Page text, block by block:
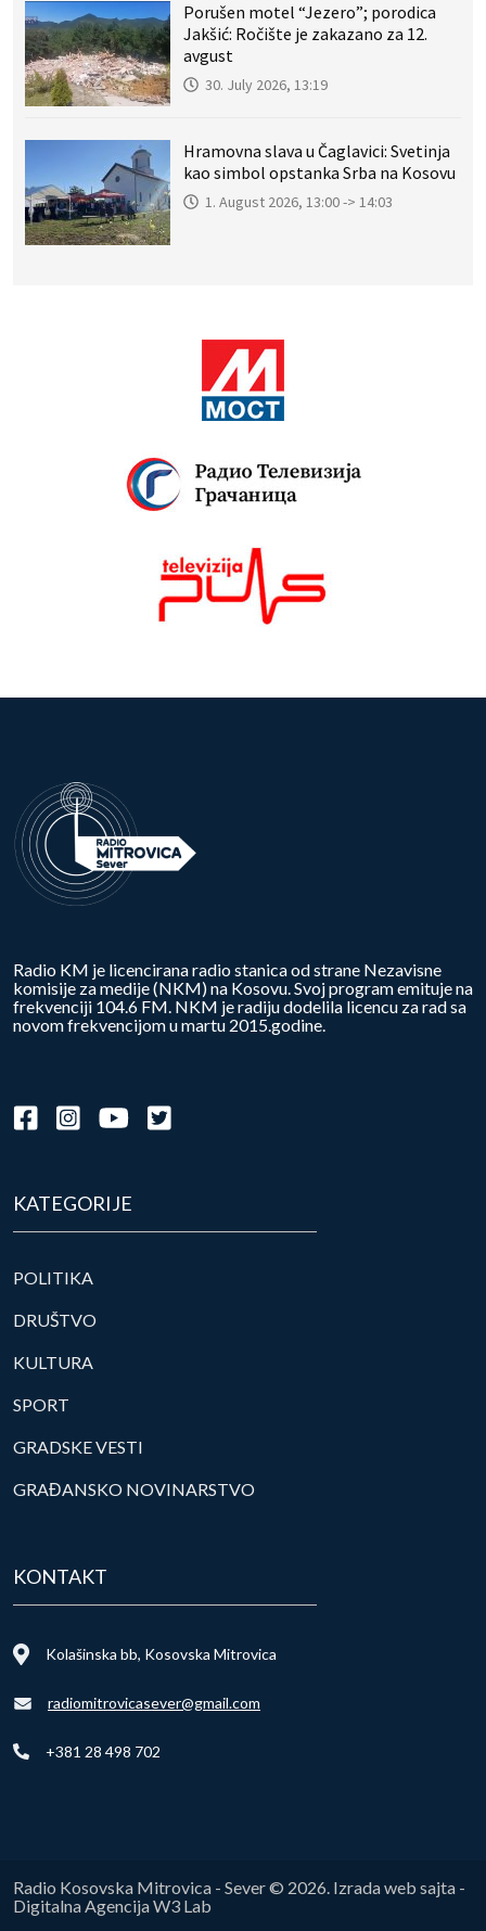
Porušen motel “Jezero”; porodica
Jakšić: Ročište je zakazano za 12.
avgust
30. July 2026, 13:19
Hramovna slava u Čaglavici: Svetinja
kao simbol opstanka Srba na Kosovu
1. August 2026, 13:00 -> 14:03
Radio KM je licencirana radio stanica od strane Nezavisne
komisije za medije (NKM) na Kosovu. Svoj program emituje na
frekvenciji 104.6 FM. NKM je radiju dodelila licencu za rad sa
novom frekvencijom u martu 2015.godine.
KATEGORIJE
POLITIKA
DRUŠTVO
KULTURA
SPORT
GRADSKE VESTI
GRAĐANSKO NOVINARSTVO
KONTAKT
Kolašinska bb, Kosovska Mitrovica
radiomitrovicasever@gmail.com
+381 28 498 702
Radio Kosovska Mitrovica - Sever © 2026. Izrada web sajta -
Digitalna Agencija W3 Lab